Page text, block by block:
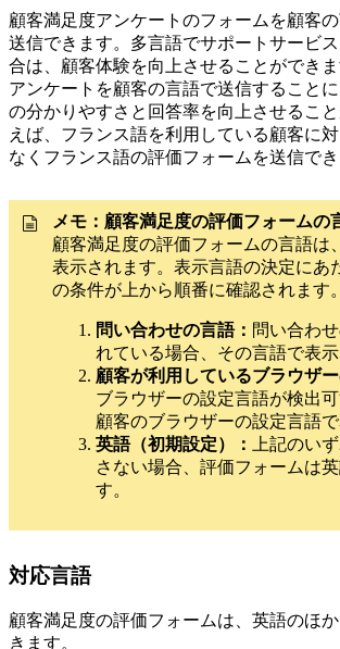
顧客満足度アンケートのフォームを顧客の
送信できます。多言語でサポートサービ
合は、顧客体験を向上させることができ
アンケートを顧客の言語で送信すること
の分かりやすさと回答率を向上させるこ
えば、フランス語を利用している顧客に
なくフランス語の評価フォームを送信でき
メモ： 顧客満足度の評価フォームの
顧客満足度の評価フォームの言語は
表示されます。表示言語の決定にあ
の条件が上から順番に確認されます。
問い合わせの言語： 問い合わ
れている場合、その言語で表示
顧客が利用しているブラウザー
ブラウザーの設定言語が検出可
顧客のブラウザーの設定言語で
英語（初期設定）：
上記のい
さない場合、評価フォームは
す。
対応言語
顧客満足度の評価フォームは、英語のほ
きます。